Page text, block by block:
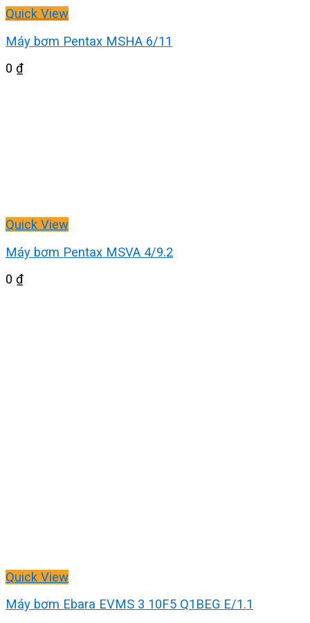
Quick View
Máy bơm Pentax MSHA 6/11
0 ₫
Quick View
Máy bơm Pentax MSVA 4/9.2
0 ₫
Quick View
Máy bơm Ebara EVMS 3 10F5 Q1BEG E/1.1